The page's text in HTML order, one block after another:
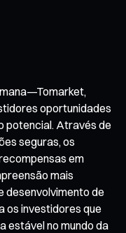
oportunidades
potencial. Através de
seguras, os
em
mais
desenvolvimento de
os investidores que
estável no mundo da